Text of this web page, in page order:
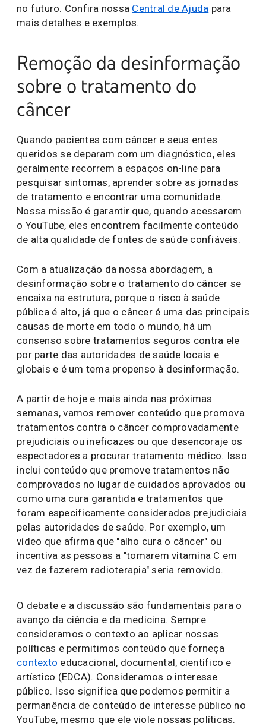
no futuro. Confira nossa Central de Ajuda para
mais detalhes e exemplos.
Remoção da desinformação
sobre o tratamento do
câncer
Quando pacientes com câncer e seus entes
queridos se deparam com um diagnóstico, eles
geralmente recorrem a espaços on-line para
pesquisar sintomas, aprender sobre as jornadas
de tratamento e encontrar uma comunidade.
Nossa missão é garantir que, quando acessarem
o YouTube, eles encontrem facilmente conteúdo
de alta qualidade de fontes de saúde confiáveis.
Com a atualização da nossa abordagem, a
desinformação sobre o tratamento do câncer se
encaixa na estrutura, porque o risco à saúde
pública é alto, já que o câncer é uma das principais
causas de morte em todo o mundo, há um
consenso sobre tratamentos seguros contra ele
por parte das autoridades de saúde locais e
globais e é um tema propenso à desinformação.
A partir de hoje e mais ainda nas próximas
semanas, vamos remover conteúdo que promova
tratamentos contra o câncer comprovadamente
prejudiciais ou ineficazes ou que desencoraje os
espectadores a procurar tratamento médico. Isso
inclui conteúdo que promove tratamentos não
comprovados no lugar de cuidados aprovados ou
como uma cura garantida e tratamentos que
foram especificamente considerados prejudiciais
pelas autoridades de saúde. Por exemplo, um
vídeo que afirma que "alho cura o câncer" ou
incentiva as pessoas a "tomarem vitamina C em
vez de fazerem radioterapia" seria removido.
O debate e a discussão são fundamentais para o
avanço da ciência e da medicina. Sempre
consideramos o contexto ao aplicar nossas
políticas e permitimos conteúdo que forneça
contexto educacional, documental, científico e
artístico (EDCA). Consideramos o interesse
público. Isso significa que podemos permitir a
permanência de conteúdo de interesse público no
YouTube, mesmo que ele viole nossas políticas.